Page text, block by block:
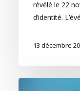
révélé le 22
d’identité.
13 décembre